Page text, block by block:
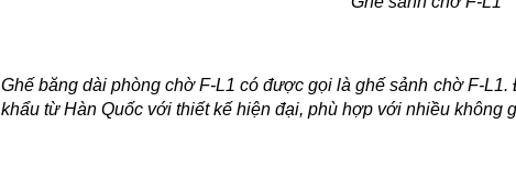
Ghế băng dài phòng chờ F-L1 có được gọi là ghế sảnh chờ F-
khẩu từ Hàn Quốc với thiết kế hiện đại, phù hợp với nhiều không